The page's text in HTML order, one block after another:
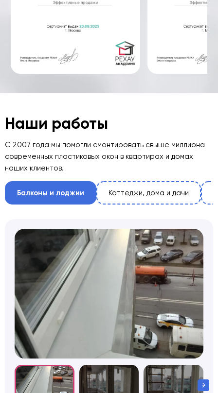
Наши работы
С 2007 года мы помогли смонтировать свыше миллиона
современных пластиковых окон в квартирах и домах
наших клиентов.
Балконы и лоджии Коттеджи, дома и дачи